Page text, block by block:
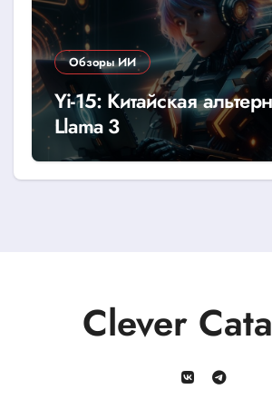
Обзоры ИИ
Yi-15: Китайская
Llama 3
Clever